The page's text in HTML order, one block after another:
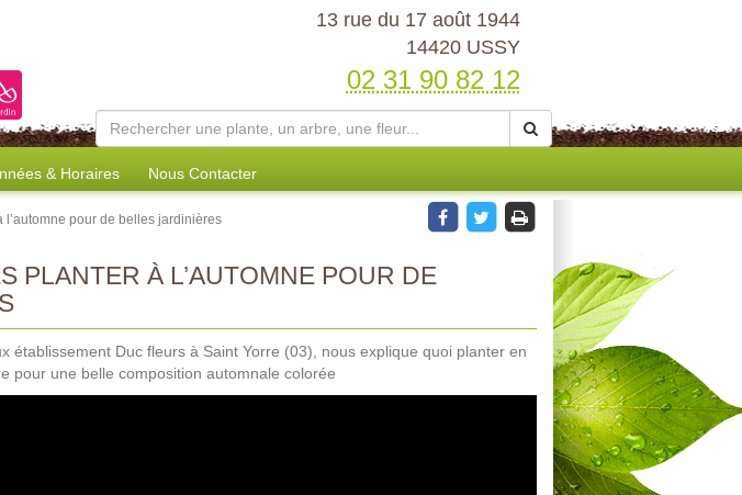
13 rue du 17 août 1944
14420 USSY
02 31 90 82 12
& Horaires Nous Contacter
l’automne pour de belles jardinières
PLANTER À L’AUTOMNE POUR DE
établissement Duc fleurs à Saint Yorre (03), nous explique quoi planter en
pour une belle composition automnale colorée